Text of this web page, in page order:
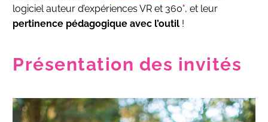
logiciel auteur d’expériences VR et 360°, et leur
pertinence pédagogique avec l’outil !
Présentation des invités